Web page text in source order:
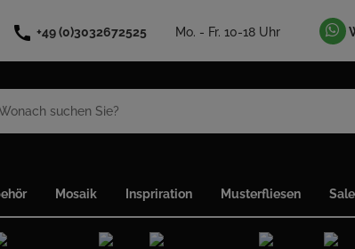
call +49 (0)3032672525 Mo. - Fr. 10-18 Uhr
Mosaik Inspriration Musterfliesen Sale